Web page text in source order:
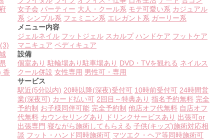
(3)
香
女子会 パーティー 大人・クール系 モテ可愛い系 カジュアル
系 シンプル系 フェミニン系 エレガント系 ガーリー系
メニュー内容
ジェルネイル フットジェル スカルプ ハンドケア フットケア
マニキュア ペディキュア
設備
個室あり 駐輪場あり駐車場あり DVD・TVを観れる ネイルス
クール併設 女性専用 男性可・専用
サービス
駅近(5分以内) 20時以降(深夜)受付可 10時前受付可 24時間営
業(深夜可) カード払い可 2回目～特典あり 指名予約無料 完全
予約制 お子様同伴可能 完全予約制 他店オフ代無料 自店オフ
代無料 カウンセリングあり ドリンクサービスあり 出張可or
出張専門 寝ながら施術してもらえる 子供(キッズ)施術対応相
談 フット・ハンド同時施術可 マツエク・ヘア等同時施術可